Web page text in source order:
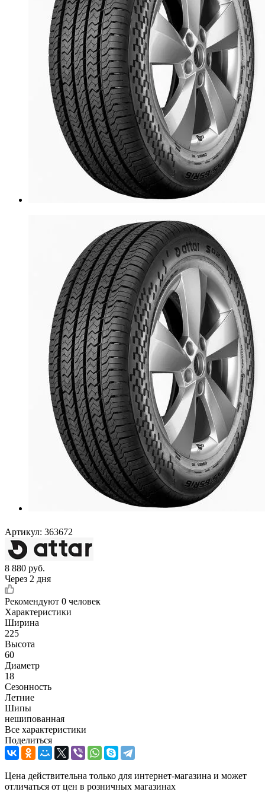
Артикул: 363672
8 880 руб.
Через 2 дня
Рекомендуют 0 человек
Характеристики
Ширина
225
Высота
60
Диаметр
18
Сезонность
Летние
Шипы
нешипованная
Все характеристики
Поделиться
Цена действительна только для интернет-магазина и может
отличаться от цен в розничных магазинах